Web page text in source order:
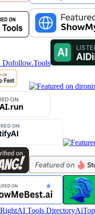
RightAI Tools Directory